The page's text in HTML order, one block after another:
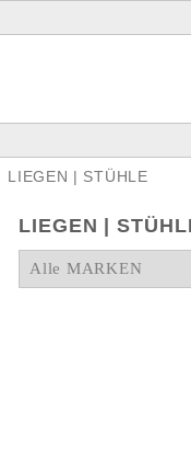
LIEGEN | STÜHLE
LIEGEN |